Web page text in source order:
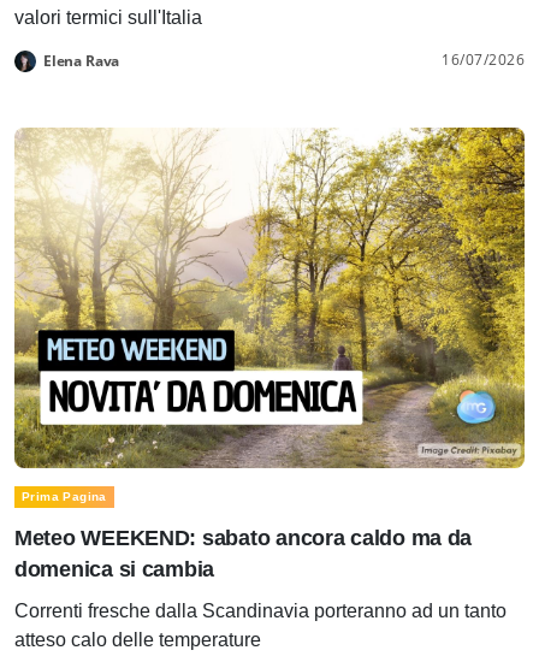
valori termici sull'Italia
Elena Rava 16/07/2026
Prima Pagina
Meteo WEEKEND: sabato ancora caldo ma da
domenica si cambia
Correnti fresche dalla Scandinavia porteranno ad un tanto
atteso calo delle temperature